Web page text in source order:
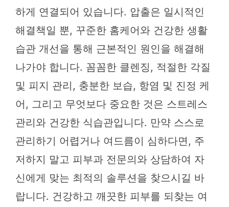
하게 연결되어 있습니다. 압출은 일시적인
해결책일 뿐, 꾸준한 홈케어와 건강한 생활
습관 개선을 통해 근본적인 원인을 해결해
나가야 합니다. 꼼꼼한 클렌징, 적절한 각질
및 피지 관리, 충분한 보습, 항염 및 진정 케
어, 그리고 무엇보다 중요한 것은 스트레스
관리와 건강한 식습관입니다. 만약 스스로
관리하기 어렵거나 여드름이 심하다면, 주
저하지 말고 피부과 전문의와 상담하여 자
신에게 맞는 최적의 솔루션을 찾으시길 바
랍니다. 건강하고 깨끗한 피부를 되찾는 여